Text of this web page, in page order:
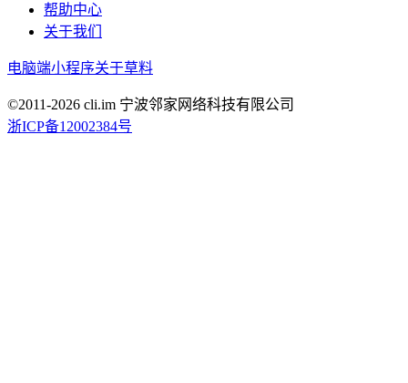
帮助中心
关于我们
电脑端小程序关于草料
©2011-2026 cli.im 宁波邻家网络科技有限公司
浙ICP备12002384号